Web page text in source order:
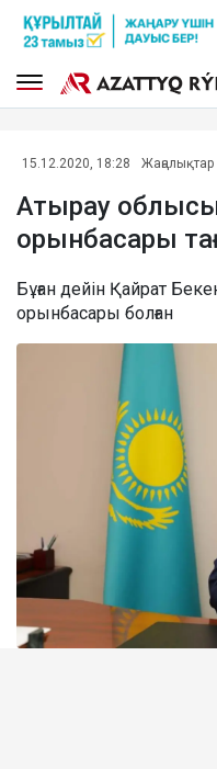
15.12.2020, 18:28 Жаңалықтар
Атырау облысы
орынбасары
Бұған дейін Қайрат
орынбасары болған